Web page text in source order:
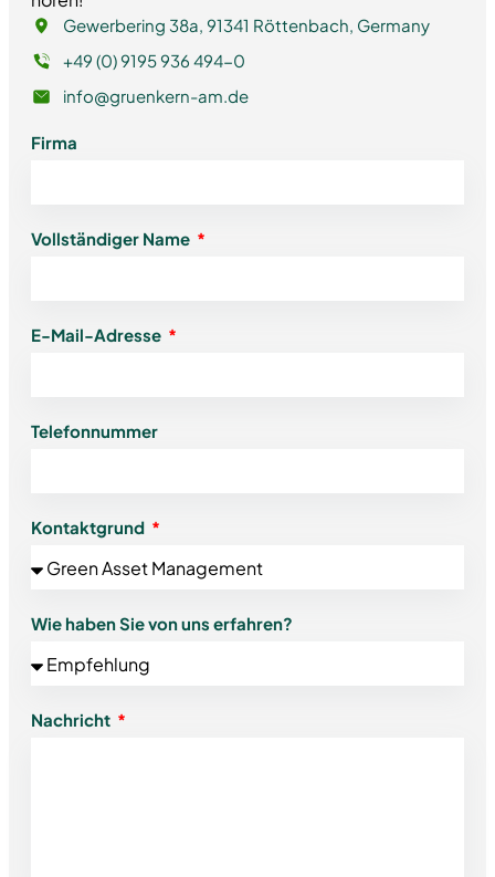
Gewerbering 38a, 91341 Röttenbach, Germany
+49 (0) 9195 936 494-0
info@gruenkern-am.de
Firma
Vollständiger Name
E-Mail-Adresse
Telefonnummer
Kontaktgrund
Wie haben Sie von uns erfahren?
Nachricht